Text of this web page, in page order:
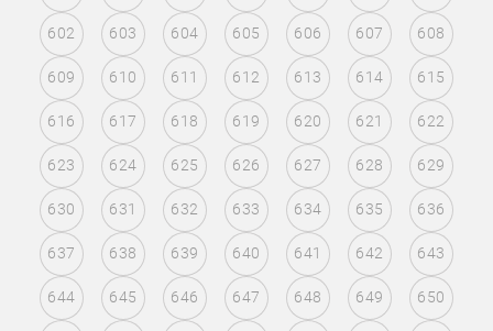
602 603 604 605 606 607 608
609 610 611 612 613 614 615
616 617 618 619 620 621 622
623 624 625 626 627 628 629
630 631 632 633 634 635 636
637 638 639 640 641 642 643
644 645 646 647 648 649 650